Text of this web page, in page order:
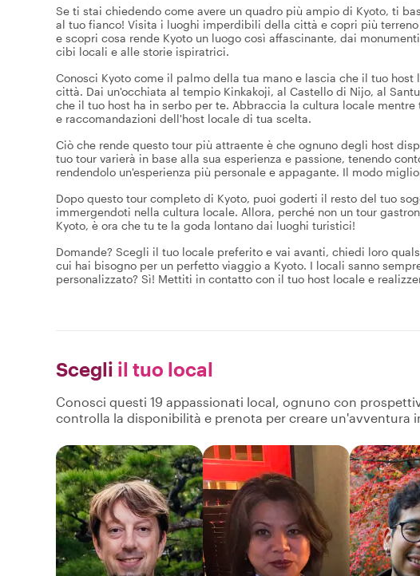
Se ti stai chiedendo come avere un quadro più ampio di Kyoto, ti
al tuo fianco! Visita i luoghi imperdibili della città e copri più
e scopri cosa rende Kyoto un luogo così affascinante, dai
cibi locali e alle storie ispiratrici.
Conosci Kyoto come il palmo della tua mano e lascia che il tuo
città. Dai un'occhiata al tempio Kinkakoji, al Castello di Nijo, al
che il tuo host ha in serbo per te. Abbraccia la cultura locale
e raccomandazioni dell'host locale di tua scelta.
Ciò che rende questo tour più attraente è che ognuno degli host
tuo tour varierà in base alla sua esperienza e passione, tenendo
rendendolo un'esperienza più personale e appagante. Il modo
Dopo questo tour completo di Kyoto, puoi goderti il resto del tuo
immergendoti nella cultura locale. Allora, perché non un tour
Kyoto, è ora che tu te la goda lontano dai luoghi turistici!
Domande? Scegli il tuo locale preferito e vai avanti, chiedi loro
cui hai bisogno per un perfetto viaggio a Kyoto. I locali sanno
personalizzato? Sì! Mettiti in contatto con il tuo host locale e
Scegli il tuo local
Conosci questi 19 appassionati local, ognuno con
controlla la disponibilità e prenota per creare un'avventura